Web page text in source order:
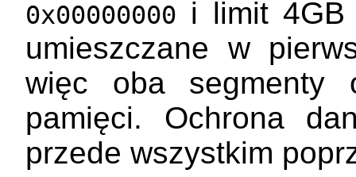
0x00000000 i limit 4GB
umieszczane w
więc oba segmenty
pamięci. Ochrona
przede wszystkim